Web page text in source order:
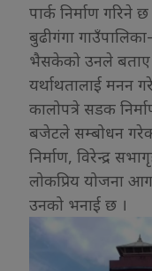
पार्क निर्माण गरिने
बुढीगंगा
भैसकेको उनले बताए
यर्थाथतालाई मनन
कालोपत्रे सडक
बजेटले सम्बोधन
निर्माण, विरेन्द्र
लोकप्रिय योजना
उनको भनाई छ ।